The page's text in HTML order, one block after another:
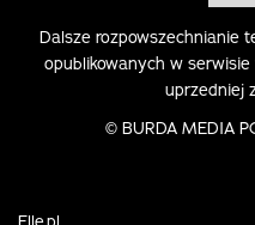
Dalsze rozpowszechnianie
opublikowanych w
uprzedniej
© BURDA MEDIA